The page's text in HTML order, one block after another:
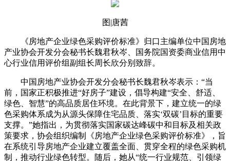
图|唐茜
《房地产企业绿色采购评价标准》归口主编单位中国房地
产业协会开发分会秘书长魏君秋岑、国务院国资委商业信用中
心行业信用评价组副组长周长欣分别致辞。
中国房地产业协会开发分会秘书长魏君秋岑表示：“当
前，国家正积极推进“好房子”建设，倡导构建“安全、舒适、
绿色、智慧”的高品质居住环境。在此背景下，建立统一的绿
色采购体系成为从源头保障住宅品质、落实‘双碳’目标的重要
支撑。”她指出，为贯彻落实国家碳达峰碳中和目标及相关政
策要求，协会组织编制《房地产企业绿色采购评价标准》，旨
在系统引导房地产企业建立覆盖全面、贯穿全程的绿色采购机
制，推动行业绿色转型。随后，她从“统一行业规范、引领绿